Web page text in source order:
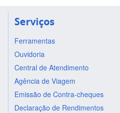
Serviços
Ferramentas
Ouvidoria
Central de Atendimento
Agência de Viagem
Emissão de Contra-cheques
Declaração de Rendimentos